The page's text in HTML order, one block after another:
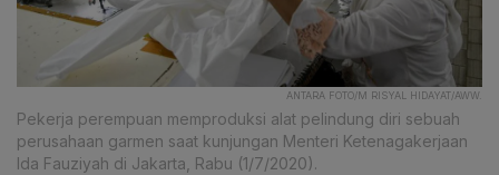
ANTARA FOTO/M RISYAL HIDAYAT/AWW.
Pekerja perempuan memproduksi alat pelindung diri sebuah
perusahaan garmen saat kunjungan Menteri Ketenagakerjaan
Ida Fauziyah di Jakarta, Rabu (1/7/2020).